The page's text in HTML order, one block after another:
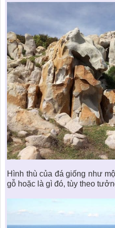
Hình thù của đá giống như
gỗ hoặc là gì đó, tùy theo